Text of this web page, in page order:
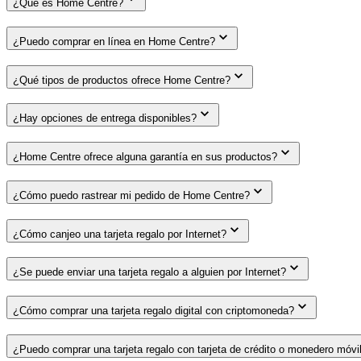
¿Qué es Home Centre?
¿Puedo comprar en línea en Home Centre?
¿Qué tipos de productos ofrece Home Centre?
¿Hay opciones de entrega disponibles?
¿Home Centre ofrece alguna garantía en sus productos?
¿Cómo puedo rastrear mi pedido de Home Centre?
¿Cómo canjeo una tarjeta regalo por Internet?
¿Se puede enviar una tarjeta regalo a alguien por Internet?
¿Cómo comprar una tarjeta regalo digital con criptomoneda?
¿Puedo comprar una tarjeta regalo con tarjeta de crédito o monedero